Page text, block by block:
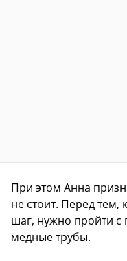
При этом Анна
не стоит. Перед тем,
шаг, нужно пройти с
медные трубы.